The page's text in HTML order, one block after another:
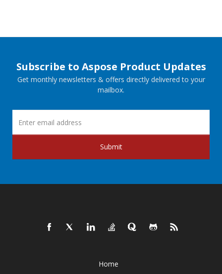
Subscribe to Aspose Product Updates
Get monthly newsletters & offers directly delivered to your
mailbox.
Submit
Home